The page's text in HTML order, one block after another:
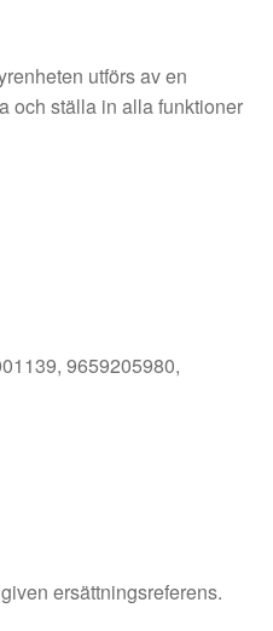
utförs av en
och ställa in alla funktioner
9659205980,
ersättningsreferens.